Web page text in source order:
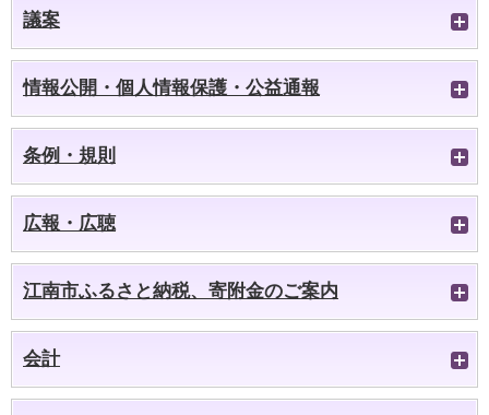
議案
情報公開・個人情報保護・公益通報
条例・規則
広報・広聴
江南市ふるさと納税、寄附金のご案内
会計